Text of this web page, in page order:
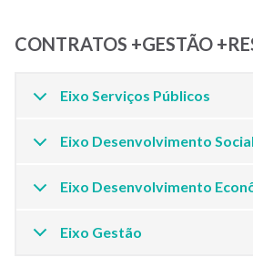
CONTRATOS +GESTÃO
Eixo Serviços Públicos
Eixo Desenvolvimento Social
Eixo Desenvolvimento
Eixo Gestão